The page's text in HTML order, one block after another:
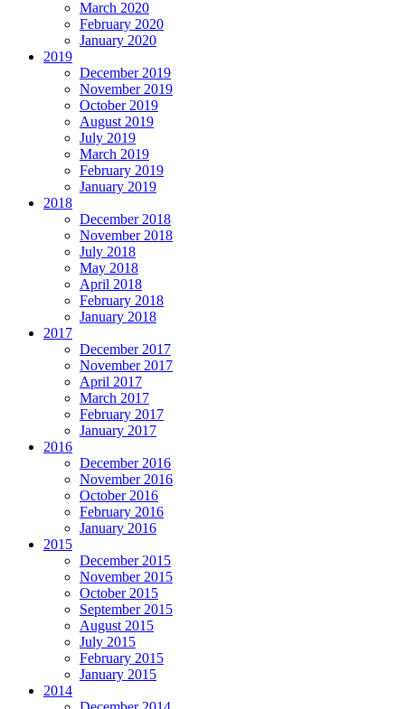
March 2020
February 2020
January 2020
2019
December 2019
November 2019
October 2019
August 2019
July 2019
March 2019
February 2019
January 2019
2018
December 2018
November 2018
July 2018
May 2018
April 2018
February 2018
January 2018
2017
December 2017
November 2017
April 2017
March 2017
February 2017
January 2017
2016
December 2016
November 2016
October 2016
February 2016
January 2016
2015
December 2015
November 2015
October 2015
September 2015
August 2015
July 2015
February 2015
January 2015
2014